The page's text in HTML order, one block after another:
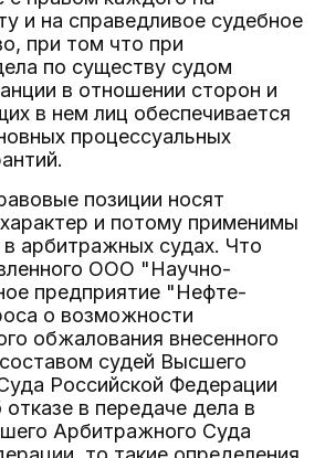
и на справедливое судебное
при том что при
по существу судом
в отношении сторон и
в нем лиц обеспечивается
процессуальных
позиции носят
и потому применимы
в арбитражных судах. Что
ООО "Научно-
предприятие "Нефте-
о возможности
обжалования внесенного
судей Высшего
Российской Федерации
в передаче дела в
Арбитражного Суда